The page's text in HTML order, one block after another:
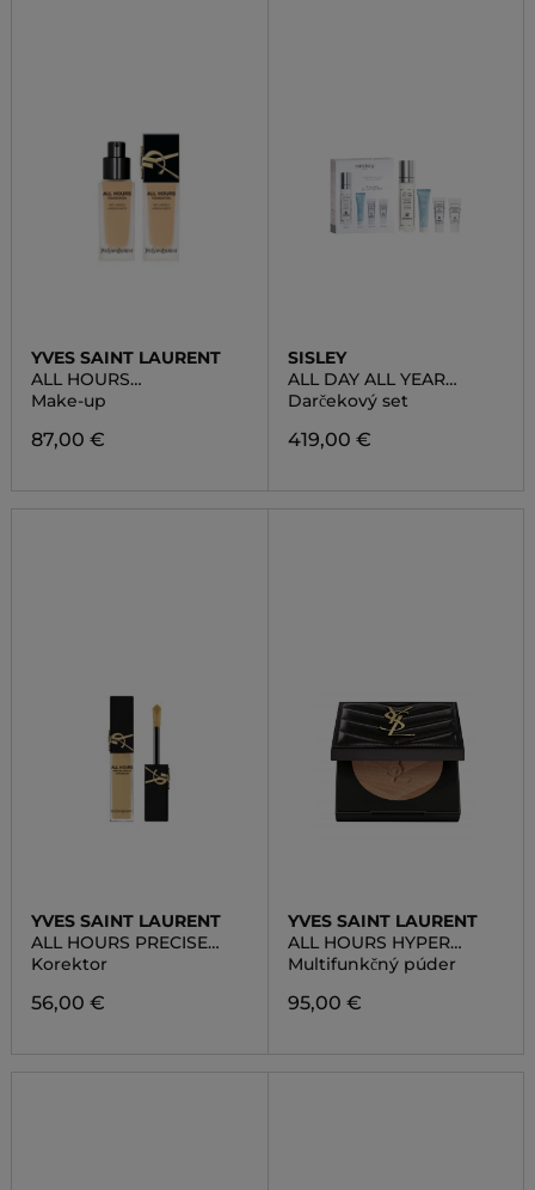
YVES SAINT LAURENT
ALL HOURS
FOUNDATION
Make-up
87,00 €
SISLEY
ALL DAY ALL YEAR
DISCOVERY SET
Darčekový set
419,00 €
YVES SAINT LAURENT
ALL HOURS PRECISE
ANGLES CONCEALER
Korektor
56,00 €
YVES SAINT LAURENT
ALL HOURS HYPER
FINISH POWDER
Multifunkčný púder
95,00 €